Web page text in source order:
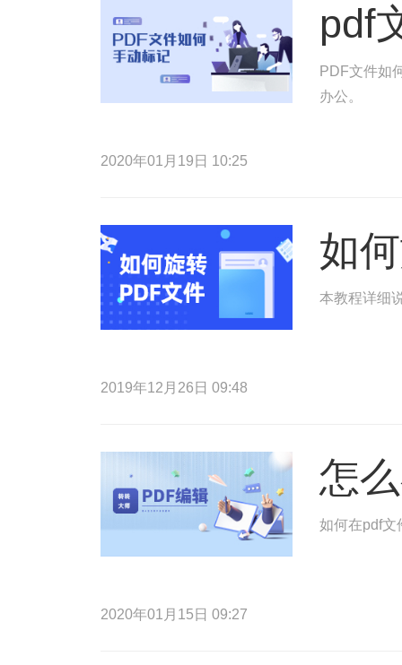
pdf
PDF文件如
办公。
2020年01月19日 10:25
如
本教程详细
2019年12月26日 09:48
怎
如何在pdf文
2020年01月15日 09:27